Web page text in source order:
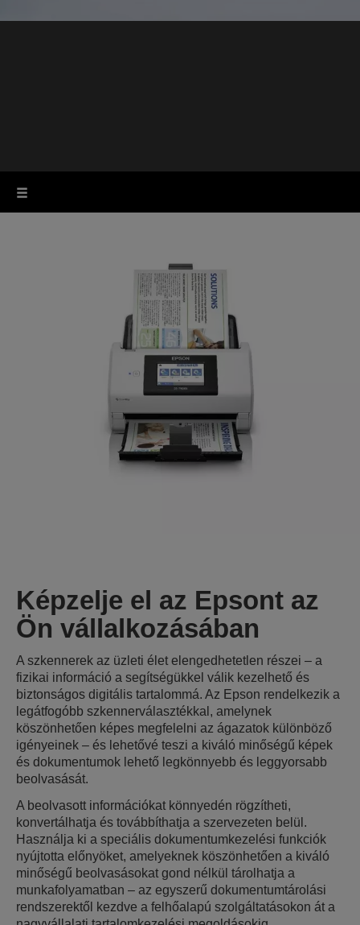
Képzelje el az Epsont az
Ön vállalkozásában
A szkennerek az üzleti élet elengedhetetlen részei – a
fizikai információ a segítségükkel válik kezelhető és
biztonságos digitális tartalommá. Az Epson rendelkezik a
legátfogóbb szkennerválasztékkal, amelynek
köszönhetően képes megfelelni az ágazatok különböző
igényeinek – és lehetővé teszi a kiváló minőségű képek
és dokumentumok lehető legkönnyebb és leggyorsabb
beolvasását.
A beolvasott információkat könnyedén rögzítheti,
konvertálhatja és továbbíthatja a szervezeten belül.
Használja ki a speciális dokumentumkezelési funkciók
nyújtotta előnyöket, amelyeknek köszönhetően a kiváló
minőségű beolvasásokat gond nélkül tárolhatja a
munkafolyamatban – az egyszerű dokumentumtárolási
rendszerektől kezdve a felhőalapú szolgáltatásokon át a